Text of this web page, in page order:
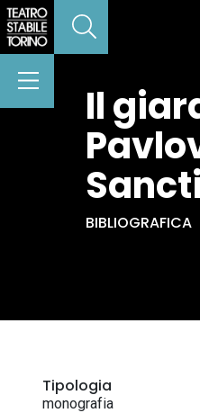
Il
BIBLIOGRAFICA
Tipologia
monografia